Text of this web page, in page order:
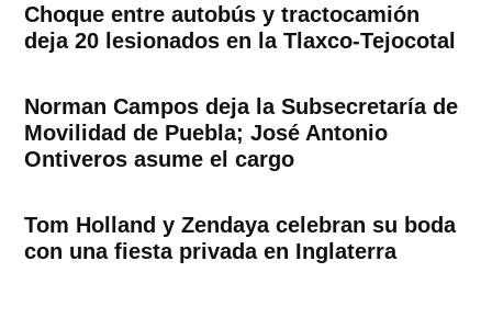
Choque entre autobús y tractocamión
deja 20 lesionados en la Tlaxco-Tejocotal
Norman Campos deja la Subsecretaría de
Movilidad de Puebla; José Antonio
Ontiveros asume el cargo
Tom Holland y Zendaya celebran su boda
con una fiesta privada en Inglaterra